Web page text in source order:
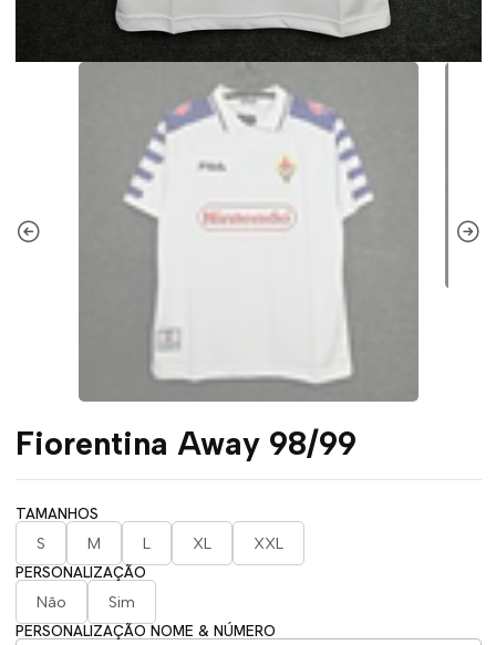
Fiorentina Away 98/99
TAMANHOS
S
M L XL
XXL
PERSONALIZAÇÃO
Não
Sim
PERSONALIZAÇÃO NOME & NÚMERO